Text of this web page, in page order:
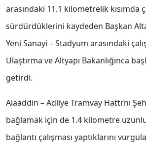
arasındaki 11.1 kilometrelik kısımda
sürdürdüklerini kaydeden Başkan
Yeni Sanayi – Stadyum arasındaki
Ulaştırma ve Altyapı Bakanlığınca
getirdi.
Alaaddin – Adliye Tramvay Hattı’nı
bağlamak için de 1.4 kilometre
bağlantı çalışması yaptıklarını